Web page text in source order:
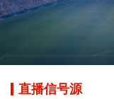
直播信号源